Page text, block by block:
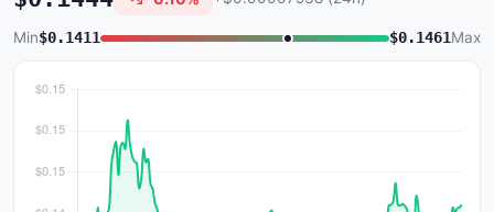
Min$0.1411 $0.1461Max